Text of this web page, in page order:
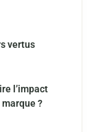
vertus
l’impact
?